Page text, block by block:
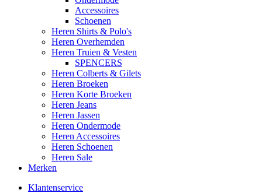
Accessoires
Schoenen
Heren Shirts & Polo's
Heren Overhemden
Heren Truien & Vesten
SPENCERS
Heren Colberts & Gilets
Heren Broeken
Heren Korte Broeken
Heren Jeans
Heren Jassen
Heren Ondermode
Heren Accessoires
Heren Schoenen
Heren Sale
Merken
Klantenservice